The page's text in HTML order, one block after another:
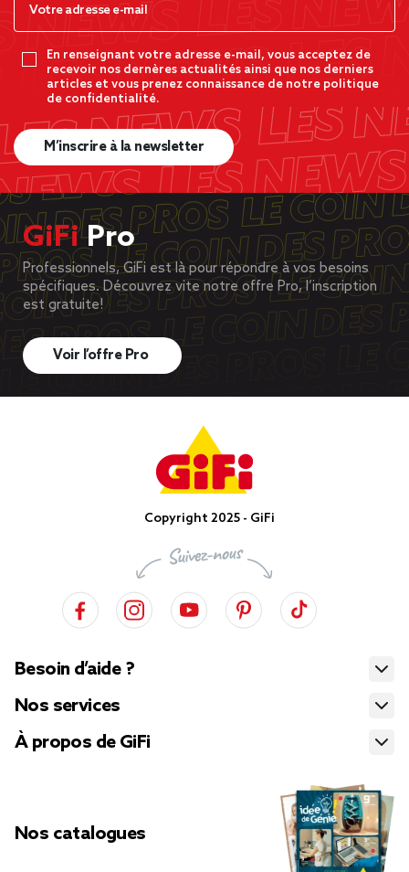
En renseignant votre adresse e-mail, vous acceptez de
recevoir nos dernères actualités ainsi que nos derniers
articles et vous prenez connaissance de notre politique
de confidentialité.
M’inscrire à la newsletter
GiFiPro
Professionnels, GiFi est là pour répondre à vos besoins
spécifiques. Découvrez vite notre offre Pro, l’inscription
est gratuite!
Voir l’offre Pro
Copyright 2025 - GiFi
Besoin d’aide ?
Nos services
À propos de GiFi
Nos catalogues